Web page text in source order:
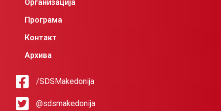
Организација
Програма
Контакт
Архива
/SDSMakedonija
@sdsmakedonija